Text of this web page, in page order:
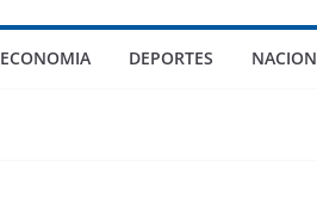
ECONOMIA DEPORTES